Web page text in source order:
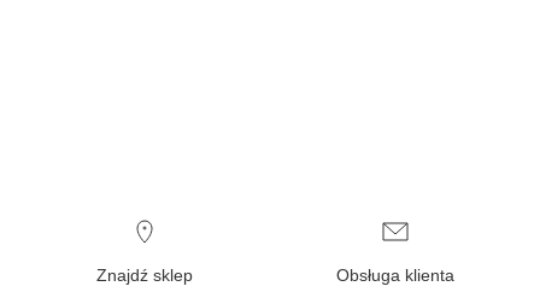
Znajdź sklep Obsługa klienta